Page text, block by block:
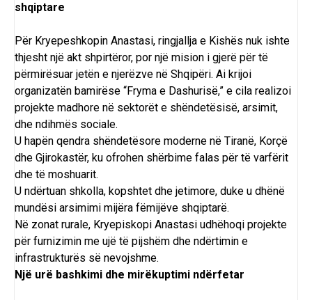
shqiptare
Për Kryepeshkopin Anastasi, ringjallja e Kishës nuk ishte
thjesht një akt shpirtëror, por një mision i gjerë për të
përmirësuar jetën e njerëzve në Shqipëri. Ai krijoi
organizatën bamirëse “Fryma e Dashurisë,” e cila realizoi
projekte madhore në sektorët e shëndetësisë, arsimit,
dhe ndihmës sociale.
U hapën qendra shëndetësore moderne në Tiranë, Korçë
dhe Gjirokastër, ku ofrohen shërbime falas për të varfërit
dhe të moshuarit.
U ndërtuan shkolla, kopshtet dhe jetimore, duke u dhënë
mundësi arsimimi mijëra fëmijëve shqiptarë.
Në zonat rurale, Kryepiskopi Anastasi udhëhoqi projekte
për furnizimin me ujë të pijshëm dhe ndërtimin e
infrastrukturës së nevojshme.
Një urë bashkimi dhe mirëkuptimi ndërfetar